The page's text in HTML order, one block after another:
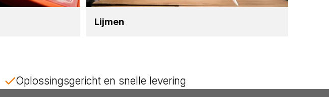
Lij­men
Oplossingsgericht en snelle levering